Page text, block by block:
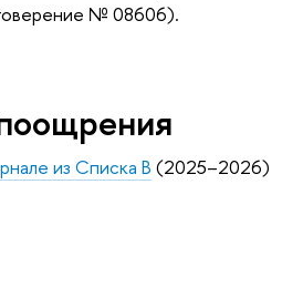
№ 08606).
из Списка B (2025–2026)